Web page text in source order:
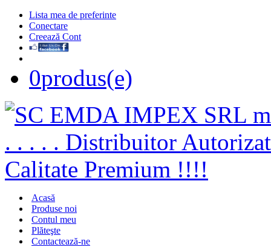
Lista mea de preferinte
Conectare
Creează Cont
0produs(e)
Acasă
Produse noi
Contul meu
Plăteşte
Contactează-ne